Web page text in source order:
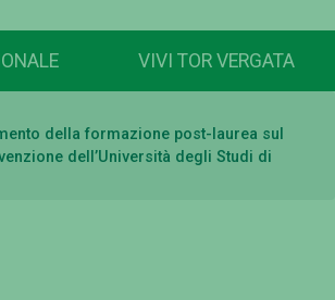
VIVI TOR VERGATA
della formazione post-laurea sul
dell’Università degli Studi di